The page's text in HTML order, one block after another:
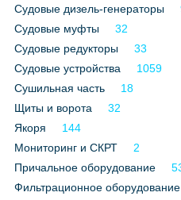
Судовые дизель-генераторы
Судовые муфты
32
Судовые редукторы
33
Судовые устройства
1059
Сушильная часть
18
Щиты и ворота
32
Якоря
144
Мониторинг и СКРТ
2
Причальное оборудование
Фильтрационное оборудование